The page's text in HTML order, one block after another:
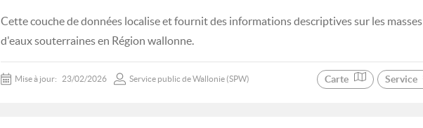
Cette couche de données localise et fournit des informations descriptives sur les masses
d'eaux souterraines en Région wallonne.
Mise à jour: 23/02/2026 Service public de Wallonie (SPW) Carte Service